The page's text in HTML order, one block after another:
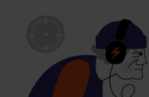
Villkor och policy för
personuppgiftsbehandling
Sök
efter: